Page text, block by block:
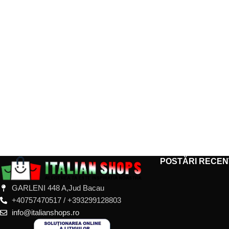
GARLENI 448 A,Jud Bacau
+40757470517 / +393299128803
info@italianshops.ro
POSTĂRI